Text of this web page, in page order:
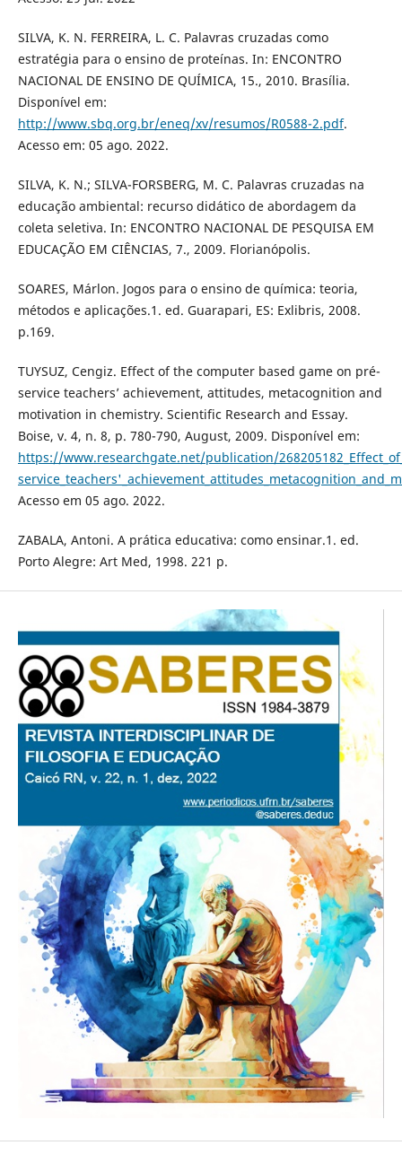
SILVA, K. N. FERREIRA, L. C. Palavras cruzadas como
estratégia para o ensino de proteínas. In: ENCONTRO
NACIONAL DE ENSINO DE QUÍMICA, 15., 2010. Brasília.
Disponível em:
http://www.sbq.org.br/eneq/xv/resumos/R0588-2.pdf.
Acesso em: 05 ago. 2022.
SILVA, K. N.; SILVA-FORSBERG, M. C. Palavras cruzadas na
educação ambiental: recurso didático de abordagem da
coleta seletiva. In: ENCONTRO NACIONAL DE PESQUISA EM
EDUCAÇÃO EM CIÊNCIAS, 7., 2009. Florianópolis.
SOARES, Márlon. Jogos para o ensino de química: teoria,
métodos e aplicações.1. ed. Guarapari, ES: Exlibris, 2008.
p.169.
TUYSUZ, Cengiz. Effect of the computer based game on pré-
service teachers’ achievement, attitudes, metacognition and
motivation in chemistry. Scientific Research and Essay.
Boise, v. 4, n. 8, p. 780-790, August, 2009. Disponível em:
https://www.researchgate.net/publication/
Acesso em 05 ago. 2022.
ZABALA, Antoni. A prática educativa: como ensinar.1. ed.
Porto Alegre: Art Med, 1998. 221 p.